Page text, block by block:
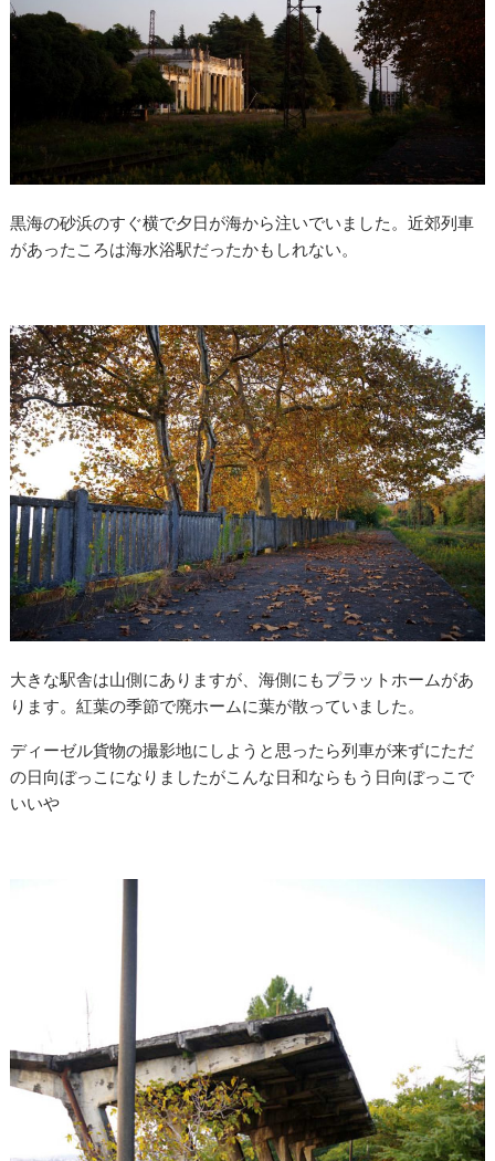
黒海の砂浜のすぐ横で夕日が海から注いでいました。近郊列車
があったころは海水浴駅だったかもしれない。
大きな駅舎は山側にありますが、海側にもプラットホームがあ
ります。紅葉の季節で廃ホームに葉が散っていました。
ディーゼル貨物の撮影地にしようと思ったら列車が来ずにただ
の日向ぼっこになりましたがこんな日和ならもう日向ぼっこで
いいや